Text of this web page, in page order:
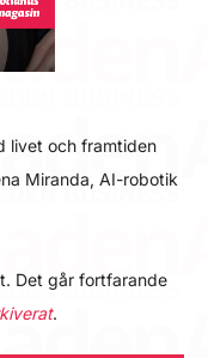
livet och framtiden
Miranda, AI-robotik
Det går fortfarande
.